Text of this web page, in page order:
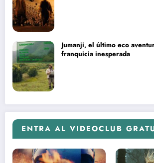
Jumanji, el último eco
franquicia inesperada
ENTRA AL VIDEOCLUB